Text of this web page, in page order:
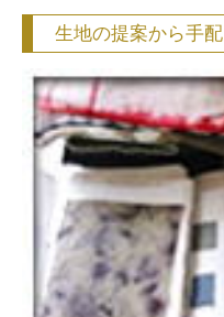
生地の提案から手配